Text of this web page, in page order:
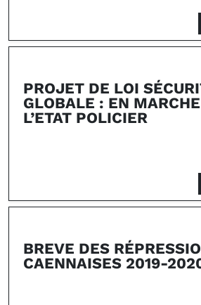
PROJET DE LOI
GLOBALE : EN
L’ETAT POLICIER
BREVE DES
CAENNAISES 2019-